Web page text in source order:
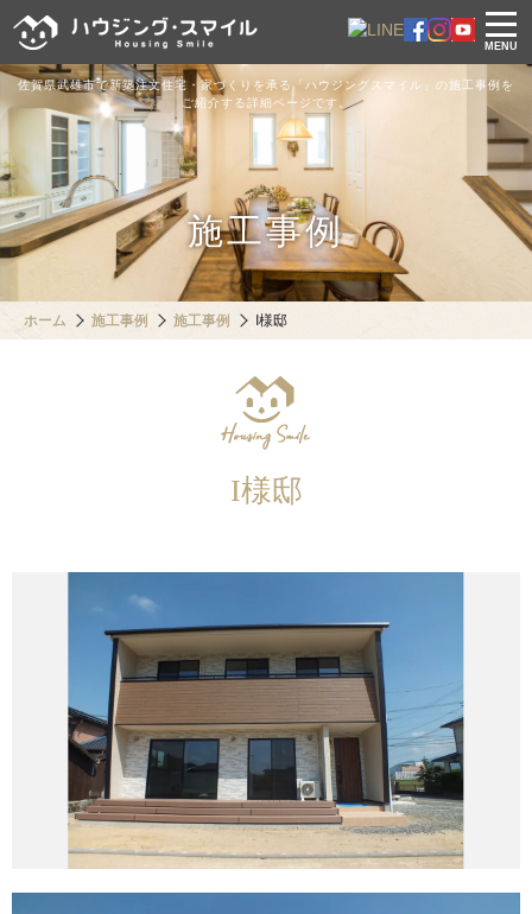
佐賀県武雄市で新築注文住宅・家づくりを承る「ハウジングスマイル」の施工事例を
ご紹介する詳細ページです。
施工事例
MENU
ホーム 施工事例 施工事例 I様邸
I様邸